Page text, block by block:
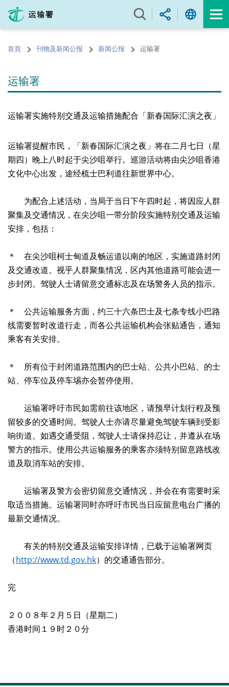
内
的首頁 刊物及新闻公报 新闻公报 运输署
运输署
运输署实施特别交通及运输措施配合「新春国际汇演之夜」
运输署提醒市民，「新春国际汇演之夜」将在二月七日（星
期四）晚上八时起于尖沙咀举行。巡游活动将由尖沙咀香港
文化中心出发，途经梳士巴利道往新世界中心。
为配合上述活动，当局于当日下午四时起，将因应人群
聚集及交通情况，在尖沙咀一带分阶段实施特别交通及运输
安排，包括：
＊ 在尖沙咀柯士甸道及畅运道以南的地区，实施道路封闭
及交通改道。视乎人群聚集情况，区内其他道路可能会进一
步封闭。驾驶人士请留意交通标志及在场警务人员的指示。
＊ 公共运输服务方面，约三十六条巴士及七条专线小巴路
线需要暂时改道行走，而各公共运输机构会张贴通告，通知
乘客有关安排。
＊ 所有位于封闭道路范围内的巴士站、公共小巴站、的士
站、停车位及停车埸亦会暂停使用。
运输署呼吁市民如需前往该地区，请预早计划行程及预
留较多的交通时间。驾驶人士亦请尽量避免驾驶车辆到受影
响街道。如遇交通受阻，驾驶人士请保持忍让，并遵从在场
警方的指示。使用公共运输服务的乘客亦须特别留意路线改
道及取消车站的安排。
运输署及警方会密切留意交通情况，并会在有需要时采
取适当措施。运输署同时亦呼吁市民当日应留意电台广播的
最新交通情况。
有关的特别交通及运输安排详情，已载于运输署网页
（http://www.td.gov.hk）的交通通告部分。
完
２００８年２月５日（星期二）
香港时间１９时２０分